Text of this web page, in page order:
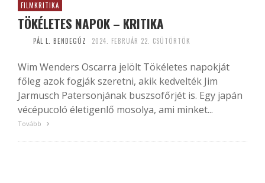
FILMKRITIKA
TÖKÉLETES NAPOK – KRITIKA
PÁL L. BENDEGÚZ 2024. FEBRUÁR 22. CSÜTÖRTÖK
Wim Wenders Oscarra jelölt Tökéletes napokját
főleg azok fogják szeretni, akik kedvelték Jim
Jarmusch Patersonjának buszsofőrjét is. Egy japán
vécépucoló életigenlő mosolya, ami minket...
Tovább